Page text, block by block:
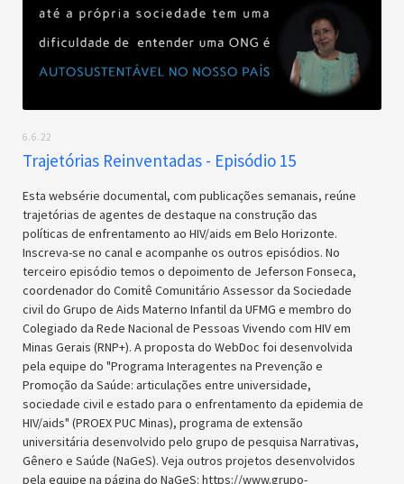
6.6.22
Trajetórias Reinventadas - Episódio 15
Esta websérie documental, com publicações semanais, reúne
trajetórias de agentes de destaque na construção das
políticas de enfrentamento ao HIV/aids em Belo Horizonte.
Inscreva-se no canal e acompanhe os outros episódios. No
terceiro episódio temos o depoimento de Jeferson Fonseca,
coordenador do Comitê Comunitário Assessor da Sociedade
civil do Grupo de Aids Materno Infantil da UFMG e membro do
Colegiado da Rede Nacional de Pessoas Vivendo com HIV em
Minas Gerais (RNP+). A proposta do WebDoc foi desenvolvida
pela equipe do "Programa Interagentes na Prevenção e
Promoção da Saúde: articulações entre universidade,
sociedade civil e estado para o enfrentamento da epidemia de
HIV/aids" (PROEX PUC Minas), programa de extensão
universitária desenvolvido pelo grupo de pesquisa Narrativas,
Gênero e Saúde (NaGeS). Veja outros projetos desenvolvidos
pela equipe na página do NaGeS: https://www.grupo-